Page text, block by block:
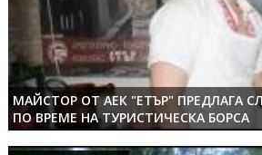
МАЙСТОР ОТ АЕК "ЕТЪР" ПРЕДЛАГА
ПО ВРЕМЕ НА ТУРИСТИЧЕСКА БОРСА